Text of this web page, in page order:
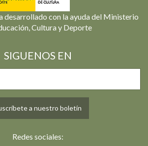
desarrollado con la ayuda del Ministerio
Cultura y Deporte
SIGUENOS EN
a nuestro boletín
Redes sociales: